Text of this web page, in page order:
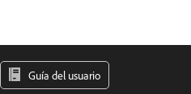
Guía del usuario